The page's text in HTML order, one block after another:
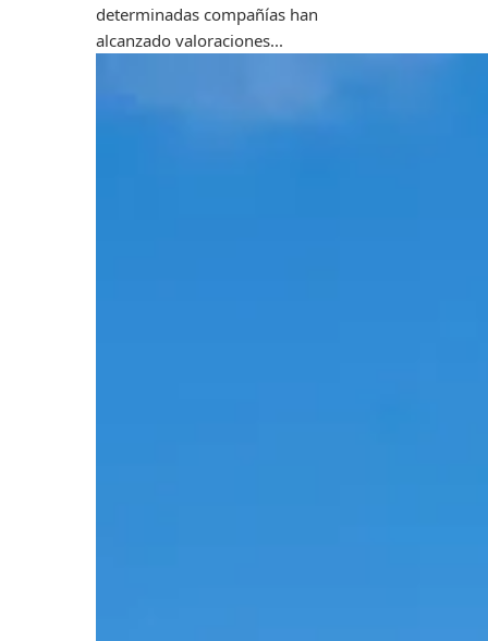
determinadas compañías han
alcanzado valoraciones...